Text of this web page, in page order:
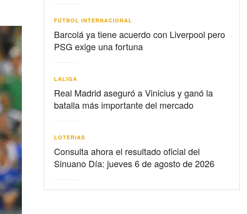
FÚTBOL INTERNACIONAL
Barcolá ya tiene acuerdo con Liverpool pero
PSG exige una fortuna
LALIGA
Real Madrid aseguró a Vinicius y ganó la
batalla más importante del mercado
LOTERIAS
Consulta ahora el resultado oficial del
Sinuano Día: jueves 6 de agosto de 2026